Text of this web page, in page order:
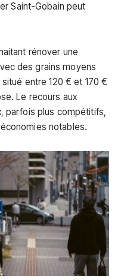
Saint-Gobain peut
rénover une
des grains moyens
entre 120 € et 170 €
Le recours aux
parfois plus compétitifs,
notables.